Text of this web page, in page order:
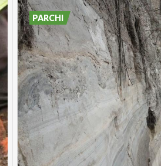
PARCHI